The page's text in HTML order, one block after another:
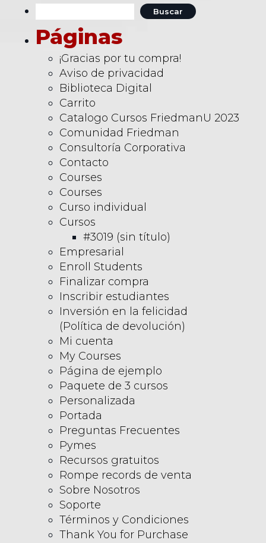
Páginas
¡Gracias por tu compra!
Aviso de privacidad
Biblioteca Digital
Carrito
Catalogo Cursos FriedmanU 2023
Comunidad Friedman
Consultoría Corporativa
Contacto
Courses
Courses
Curso individual
Cursos
#3019 (sin título)
Empresarial
Enroll Students
Finalizar compra
Inscribir estudiantes
Inversión en la felicidad
(Política de devolución)
Mi cuenta
My Courses
Página de ejemplo
Paquete de 3 cursos
Personalizada
Portada
Preguntas Frecuentes
Pymes
Recursos gratuitos
Rompe records de venta
Sobre Nosotros
Soporte
Términos y Condiciones
Thank You for Purchase